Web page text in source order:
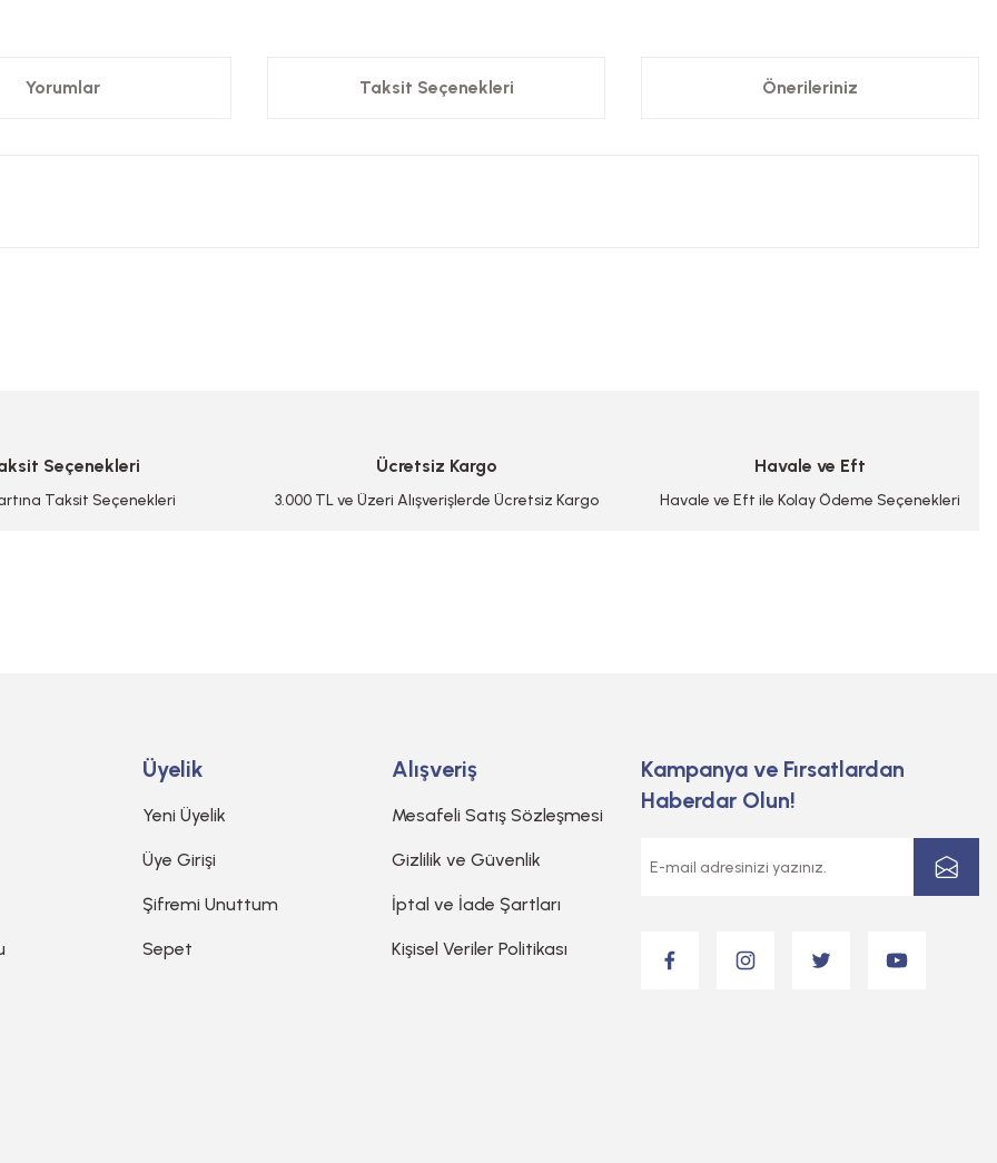
Yorumlar Taksit Seçenekleri Önerileriniz
Seçenekleri
Taksit Seçenekleri
Ücretsiz Kargo
3.000 TL ve Üzeri Alışverişlerde Ücretsiz Kargo
Havale ve Eft
Havale ve Eft ile Kolay Ödeme Seçenekleri
Üyelik
Yeni Üyelik
Üye Girişi
Şifremi Unuttum
Sepet
Alışveriş
Mesafeli Satış Sözleşmesi
Gizlilik ve Güvenlik
İptal ve İade Şartları
Kişisel Veriler Politikası
Kampanya ve Fırsatlardan
Haberdar Olun!